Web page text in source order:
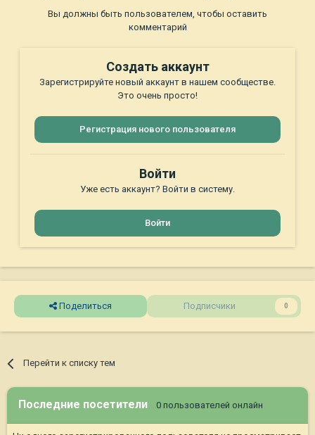
Вы должны быть пользователем, чтобы оставить
комментарий
Создать аккаунт
Зарегистрируйте новый аккаунт в нашем сообществе.
Это очень просто!
Регистрация нового пользователя
Войти
Уже есть аккаунт? Войти в систему.
Войти
Поделиться Подписчики 0
Перейти к списку тем
Последние посетители 0 пользователей онлайн